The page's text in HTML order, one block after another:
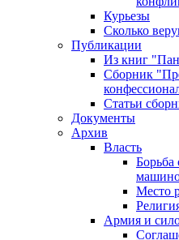
Курьезы
Сколько
Публикации
Из книг
Сборник
Статьи
Документы
Архив
Власть
Место
Армия и